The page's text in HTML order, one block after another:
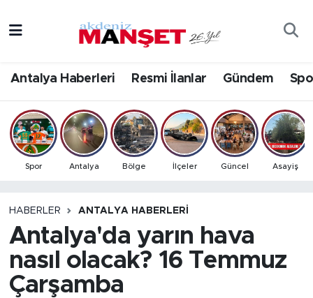
Antalya Haberleri Resmi İlanlar Gündem
Spor Antalya Bölge İlçeler Güncel Asayiş
HABERLER ANTALYA HABERLERI
Antalya'da yarın hava
nasıl olacak? 16 Temmuz
Çarşamba
Bilim & Teknoloji
Eğitim
Ekonomi
Gündem
İlçeler
Antalya Hava Durumu
Antalya Namaz Vakitleri
Antalya Trafik Yoğunluk Haritası
Tüm Manşetler
Son Dakika Haberleri